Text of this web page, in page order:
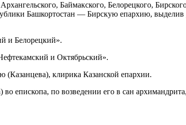
Баймакского, Белорецкого,
Башкортостан ― Бирскую епархию,
и Белорецкий».
и Октябрьский».
клирика Казанской епархии.
епископа, по возведении его в сан